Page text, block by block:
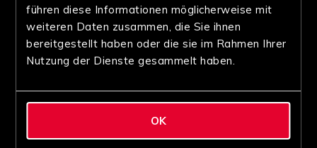
führen diese Informationen möglicherweise mit
weiteren Daten zusammen, die Sie ihnen
bereitgestellt haben oder die sie im Rahmen Ihrer
Nutzung der Dienste gesammelt haben.
OK